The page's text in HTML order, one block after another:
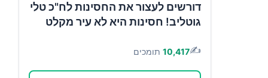
דורשים לעצור את החסינות לח"כ טלי
גוטליב! חסינות היא לא עיר מקלט
✍️
10,417 תומכים